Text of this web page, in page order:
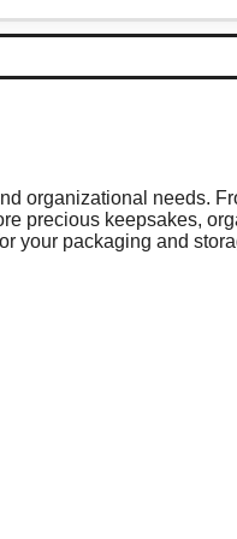
organizational needs.
precious keepsakes,
your packaging and